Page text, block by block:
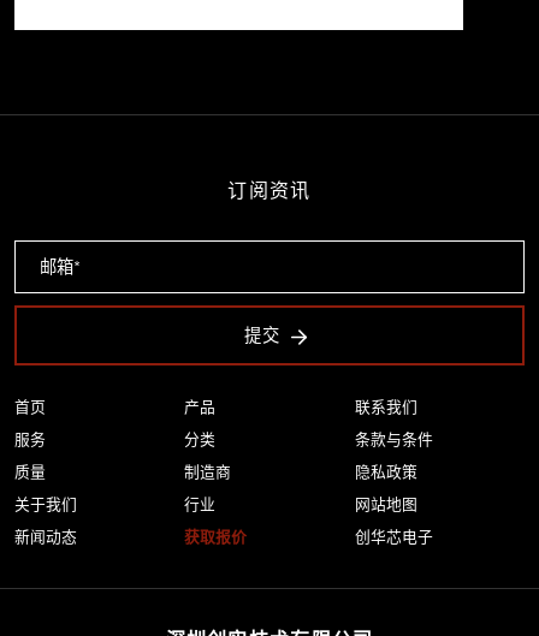
首页
服务
质量
关于我们
新闻动态
产品
分类
制造商
行业
获取报价
联系我们
条款与条件
隐私政策
网站地图
创华芯电子
订阅资讯
提交